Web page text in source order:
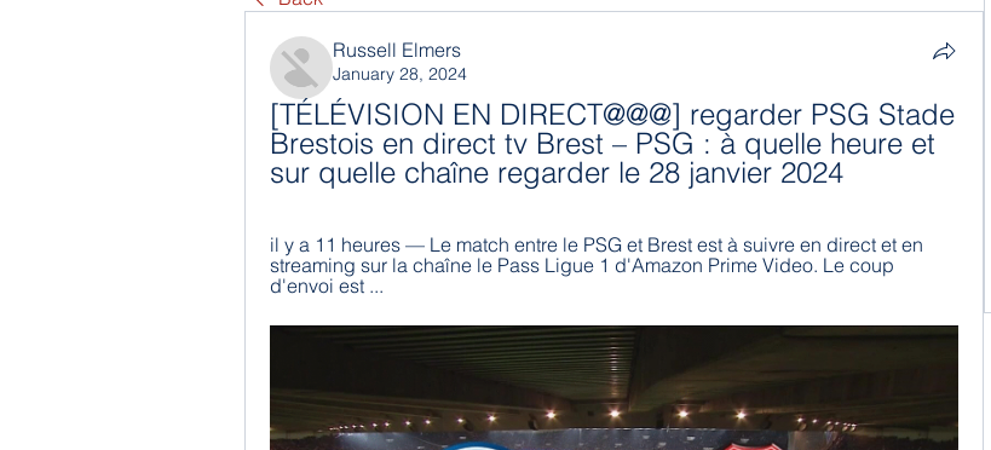
Russell Elmers
January 28, 2024
[TÉLÉVISION EN DIRECT@@@] regarder PSG Stade
Brestois en direct tv Brest – PSG : à quelle heure et
sur quelle chaîne regarder le 28 janvier 2024
il y a 11 heures — Le match entre le PSG et Brest est à suivre en direct et en
streaming sur la chaîne le Pass Ligue 1 d'Amazon Prime Video. Le coup
d'envoi est ...